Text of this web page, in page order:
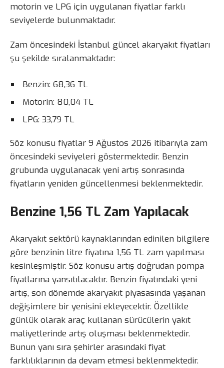
motorin ve LPG için uygulanan fiyatlar farklı
seviyelerde bulunmaktadır.
Zam öncesindeki İstanbul güncel akaryakıt fiyatları
şu şekilde sıralanmaktadır:
Benzin: 68,36 TL
Motorin: 80,04 TL
LPG: 33,79 TL
Söz konusu fiyatlar 9 Ağustos 2026 itibarıyla zam
öncesindeki seviyeleri göstermektedir. Benzin
grubunda uygulanacak yeni artış sonrasında
fiyatların yeniden güncellenmesi beklenmektedir.
Benzine 1,56 TL Zam Yapılacak
Akaryakıt sektörü kaynaklarından edinilen bilgilere
göre benzinin litre fiyatına 1,56 TL zam yapılması
kesinleşmiştir. Söz konusu artış doğrudan pompa
fiyatlarına yansıtılacaktır. Benzin fiyatındaki yeni
artış, son dönemde akaryakıt piyasasında yaşanan
değişimlere bir yenisini ekleyecektir. Özellikle
günlük olarak araç kullanan sürücülerin yakıt
maliyetlerinde artış oluşması beklenmektedir.
Bunun yanı sıra şehirler arasındaki fiyat
farklılıklarının da devam etmesi beklenmektedir.